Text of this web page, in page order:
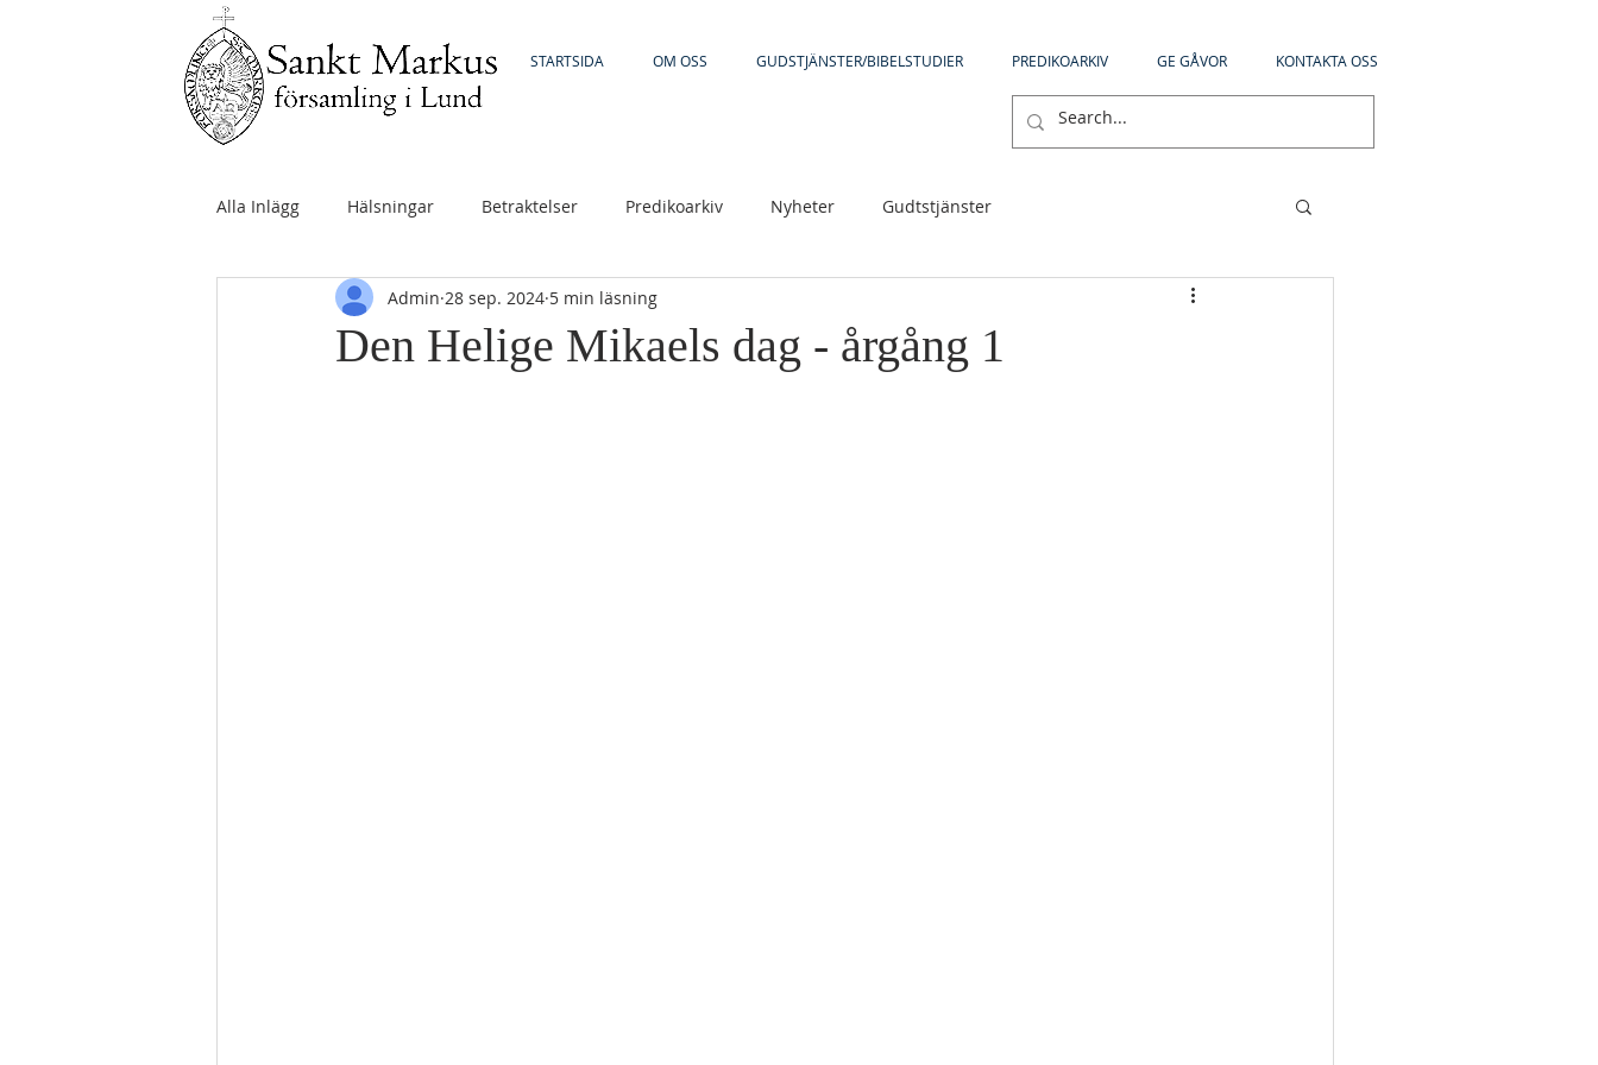
STARTSIDA OM OSS GUDSTJÄNSTER/BIBELSTUDIER PREDIKOARKIV GE GÅVOR KONTAKTA OSS
Alla Inlägg Hälsningar Betraktelser Predikoarkiv Nyheter Gudtstjänster
Den Helige Mikaels dag - årgång 1
Admin 28 sep. 2024 5 min läsning